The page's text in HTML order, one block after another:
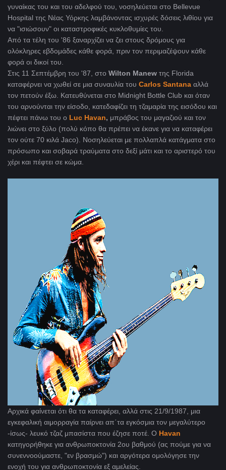
γυναίκας του και του αδελφού του, νοσηλεύεται στο Bellevue
Hospital της Νέας Υόρκης λαμβάνοντας ισχυρές δόσεις λιθίου για
να "ισιώσουν" οι καταστροφικές κυκλοθυμίες του.
Από τα τέλη του '86 ξαναρχίζει να ζει στους δρόμους για
ολόκληρες εβδομάδες κάθε φορά, πριν τον περιμαζέψουν κάθε
φορά οι δικοί του.
Στις 11 Σεπτέμβρη του '87, στο Wilton Manew της Florida
καταφέρνει να χωθεί σε μια συναυλία του Carlos Santana αλλά
τον πετούν έξω. Κατευθύνεται στο Midnight Bottle Club και όταν
του αρνούνται την είσοδο, κατεδαφίζει τη τζαμαρία της εισόδου και
πέφτει πάνω του ο Luc Havan, μπράβος του μαγαζιού και τον
λιώνει στο ξύλο (πολύ κόπο θα πρέπει να έκανε για να καταφέρει
τον ούτε 70 κιλά Jaco). Νοσηλεύεται με πολλαπλά κατάγματα στο
πρόσωπο και σοβαρά τραύματα στο δεξί μάτι και το αριστερό του
χέρι και πέφτει σε κώμα.
Αρχικά φαίνεται ότι θα τα καταφέρει, αλλά στις 21/9/1987, μια
εγκεφαλική αιμορραγία παίρνει απ΄τα εγκόσμια τον μεγαλύτερο
-ίσως- λευκό τζαζ μπασίστα που έζησε ποτέ. Ο Havan
κατηγορήθηκε για ανθρωποκτονία 2ου βαθμού (ας πούμε για να
συνεννοούμαστε, "εν βρασμώ") και αργότερα ομολόγησε την
ενοχή του για ανθρωποκτονία εξ αμελείας.